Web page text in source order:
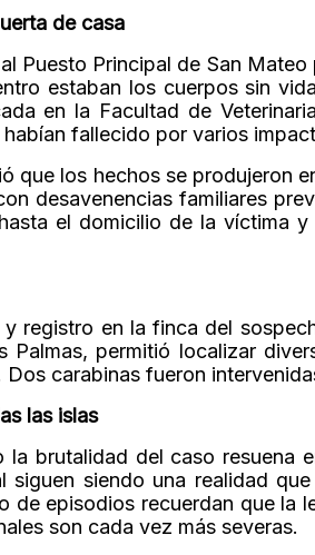
de casa
Puesto Principal de San
estaban los cuerpos sin
en la Facultad de
fallecido por varios
que los hechos se produjeron
desavenencias familiares
el domicilio de la víctima
registro en la finca del
Palmas, permitió localizar
carabinas fueron
las islas
la brutalidad del caso resuena
siendo una realidad
de episodios recuerdan que la
son cada vez más severas.